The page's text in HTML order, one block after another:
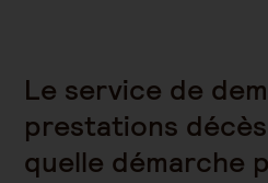
Le service de
prestations
quelle démarche